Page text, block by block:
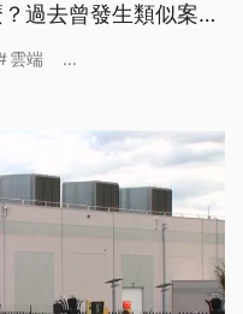
過去曾發生類似案例
雲端 ...